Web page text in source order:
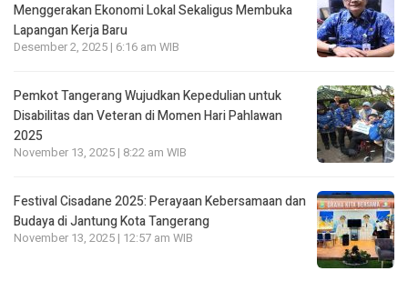
Menggerakan Ekonomi Lokal Sekaligus Membuka
Lapangan Kerja Baru
Desember 2, 2025 | 6:16 am WIB
Pemkot Tangerang Wujudkan Kepedulian untuk
Disabilitas dan Veteran di Momen Hari Pahlawan
2025
November 13, 2025 | 8:22 am WIB
Festival Cisadane 2025: Perayaan Kebersamaan dan
Budaya di Jantung Kota Tangerang
November 13, 2025 | 12:57 am WIB